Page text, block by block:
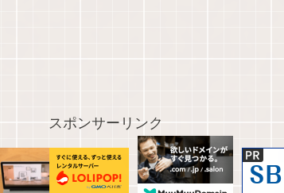
スポンサーリンク